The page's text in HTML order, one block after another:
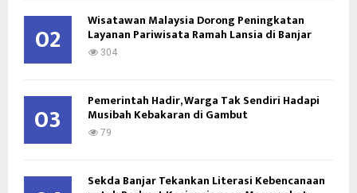
02 Wisatawan Malaysia Dorong Peningkatan
Layanan Pariwisata Ramah Lansia di Banjar
304
03 Pemerintah Hadir, Warga Tak Sendiri Hadapi
Musibah Kebakaran di Gambut
79
Sekda Banjar Tekankan Literasi Kebencanaan